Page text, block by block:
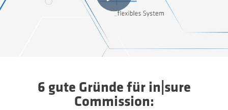
6 gute Gründe für in|sure
Commission: